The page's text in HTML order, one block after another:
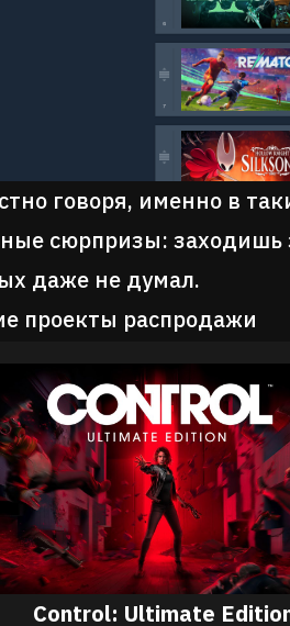
говоря, именно в
сюрпризы: заходишь
даже не думал.
проекты распродажи
Control: Ultimate